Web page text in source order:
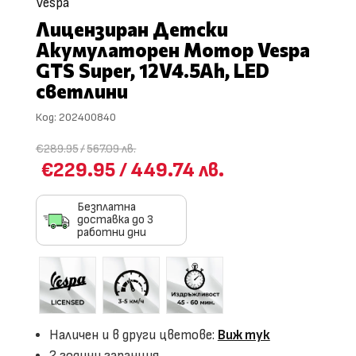
Vespa
Лицензиран Детски
Акумулаторен Мотор Vespa
GTS Super, 12V4.5Ah, LED
светлини
Код: 202400840
€289.95/567.09 лв.
€229.95/449.74 лв.
Безплатна
доставка до 3
работни дни
Наличен и в други цветове: Виж тук